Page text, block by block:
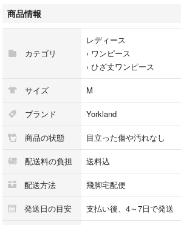
ジはなく、問題なくご使用いただける商品です
すので掲載写真や記載内容をご確認いただき、ご
【備考】(株)チェック商会 品番：12702-42032
商品のお問い合わせの回答を休止しております
細等をご確認の上ご購入ください。
★本商品は一点物です
他サイトや店舗にて販売している商品です。多
ることもございます。予めご了承頂ますようお
こちらの商品はラクマ公式パートナーのベクト
商品情報
カテゴリ
レディース
› ワンピース
› ひざ丈ワンピース
サイズ M
ブランド Yorkland
商品の状態 目立った傷や汚れなし
配送料の負担 送料込
配送方法 飛脚宅配便
発送日の目安 支払い後、4～7日で発送